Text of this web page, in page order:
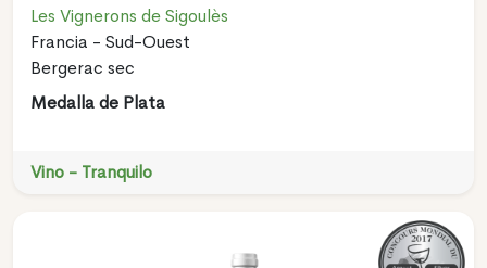
Les Vignerons de Sigoulès
Francia - Sud-Ouest
Bergerac sec
Medalla de Plata
Vino - Tranquilo